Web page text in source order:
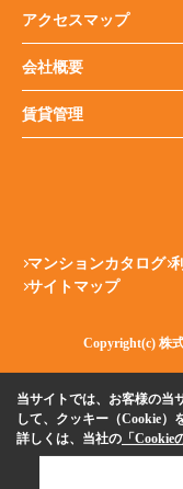
アクセスマップ
会社概要
賃貸管理
マンションカタログ
サイトマップ
Copyright(c) 株
当サイトでは、お客様の当
して、クッキー（Cookie）
詳しくは、当社の 「Cookie